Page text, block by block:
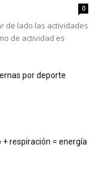
0
de lado las actividades
de actividad es
por deporte
respiración = energía